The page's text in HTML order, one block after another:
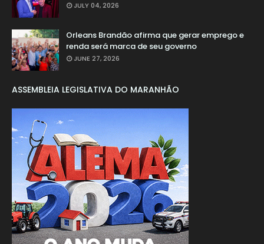
JULY 04, 2026
Orleans Brandão afirma que gerar emprego e
renda será marca de seu governo
JUNE 27, 2026
ASSEMBLEIA LEGISLATIVA DO MARANHÃO